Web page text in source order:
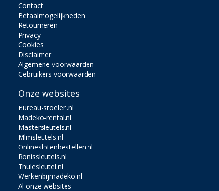
Contact
Betaalmogelijkheden
Retourneren
Privacy
Cookies
Disclaimer
Algemene voorwaarden
Gebruikers voorwaarden
Onze websites
Bureau-stoelen.nl
Madeko-rental.nl
Mastersleutels.nl
Mlmsleutels.nl
Onlineslotenbestellen.nl
Ronissleutels.nl
Thulesleutel.nl
Werkenbijmadeko.nl
Al onze websites